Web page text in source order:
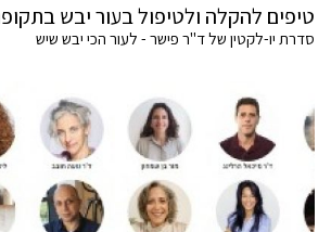
טיפים להקלה ולטיפול בעור יבש
סדרת יו-לקטין של ד"ר פישר - לעור הכי יבש שיש